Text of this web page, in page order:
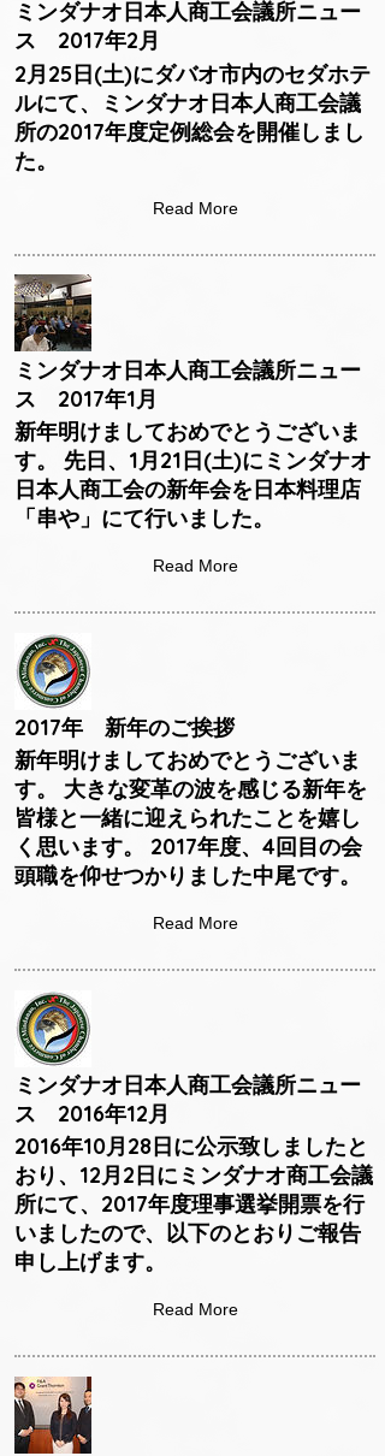
ミンダナオ日本人商工会議所ニュー
ス 2017年2月
2月25日(土)にダバオ市内のセダホテ
ルにて、ミンダナオ日本人商工会議
所の2017年度定例総会を開催しまし
た。
Read More
ミンダナオ日本人商工会議所ニュー
ス 2017年1月
新年明けましておめでとうございま
す。 先日、1月21日(土)にミンダナオ
日本人商工会の新年会を日本料理店
「串や」にて行いました。
Read More
2017年 新年のご挨拶
新年明けましておめでとうございま
す。 大きな変革の波を感じる新年を
皆様と一緒に迎えられたことを嬉し
く思います。 2017年度、4回目の会
頭職を仰せつかりました中尾です。
Read More
ミンダナオ日本人商工会議所ニュー
ス 2016年12月
2016年10月28日に公示致しましたと
おり、12月2日にミンダナオ商工会議
所にて、2017年度理事選挙開票を行
いましたので、以下のとおりご報告
申し上げます。
Read More